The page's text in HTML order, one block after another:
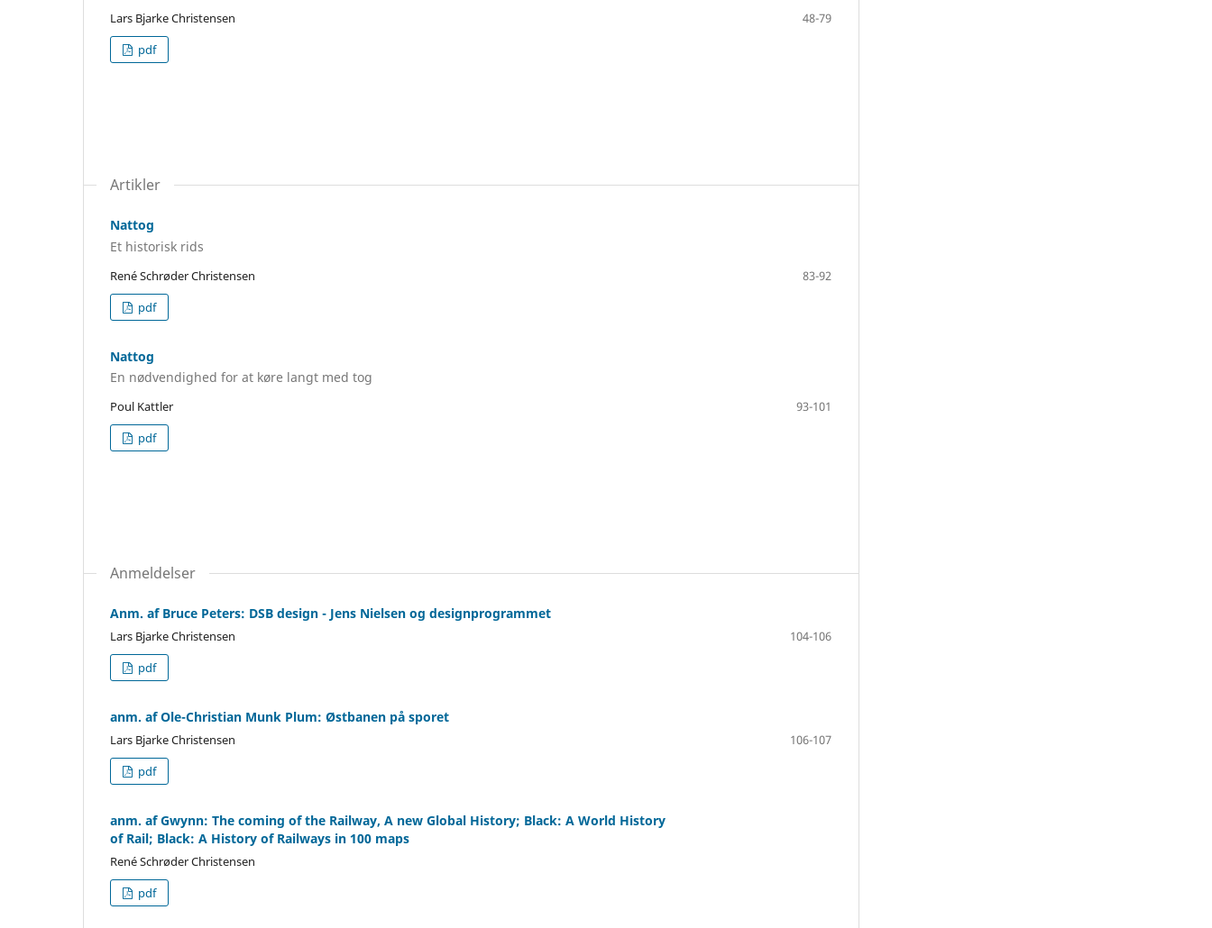
Lars Bjarke Christensen
48-79
pdf
Artikler
Nattog
Et historisk rids
René Schrøder Christensen
83-92
pdf
Nattog
En nødvendighed for at køre langt med tog
Poul Kattler
93-101
pdf
Anmeldelser
Anm. af Bruce Peters: DSB design - Jens Nielsen og designprogrammet
Lars Bjarke Christensen
104-106
pdf
anm. af Ole-Christian Munk Plum: Østbanen på sporet
Lars Bjarke Christensen
106-107
pdf
anm. af Gwynn: The coming of the Railway, A new Global History; Black: A World History
of Rail; Black: A History of Railways in 100 maps
René Schrøder Christensen
pdf